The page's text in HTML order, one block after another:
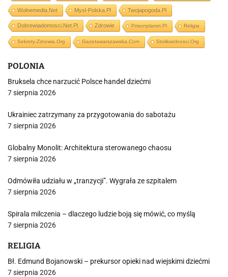
Wolnemedia.net Mysl-Polska.pl Twojapogoda.pl
Dobrewiadomosci.net.pl Zdrowie Prisonplanet.pl Religia
Sekrety-Zdrowia.org Gazetawarszawska.com Stolikwolnosci.org
POLONIA
Bruksela chce narzucić Polsce handel dziećmi
7 sierpnia 2026
Ukrainiec zatrzymany za przygotowania do sabotażu
7 sierpnia 2026
Globalny Monolit: Architektura sterowanego chaosu
7 sierpnia 2026
Odmówiła udziału w „tranzycji”. Wygrała ze szpitalem
7 sierpnia 2026
Spirala milczenia – dlaczego ludzie boją się mówić, co myślą
7 sierpnia 2026
RELIGIA
Bł. Edmund Bojanowski – prekursor opieki nad wiejskimi dziećmi
7 sierpnia 2026